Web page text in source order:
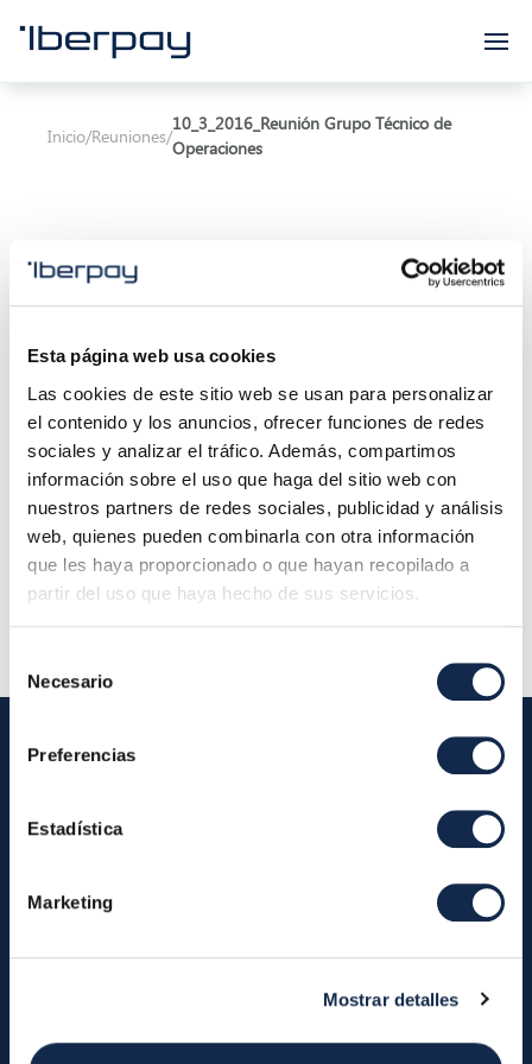
Esta página web usa cookies
Las cookies de este sitio web se usan para personalizar
el contenido y los anuncios, ofrecer funciones de redes
sociales y analizar el tráfico. Además, compartimos
información sobre el uso que haga del sitio web con
nuestros partners de redes sociales, publicidad y análisis
web, quienes pueden combinarla con otra información
que les haya proporcionado o que hayan recopilado a
partir del uso que haya hecho de sus servicios.
Necesario
Preferencias
Estadística
Marketing
Mostrar detalles
Iberpay
Inicio/Reuniones/
10_3_2016_Reunión Grupo Técnico de
Operaciones
Asunto:Reunión Grupo Técnico de Operaciones
Inicio de la reunión:10/03/2016 11:00
Final de la reunión:10/03/2016 13:00
Localización:
Descripción:Reunión Grupo Técnico de
Operaciones
Iberpay
About us
RTP